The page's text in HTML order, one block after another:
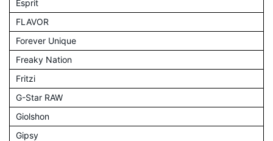
Esprit
FLAVOR
Forever Unique
Freaky Nation
Fritzi
G-Star RAW
Giolshon
Gipsy